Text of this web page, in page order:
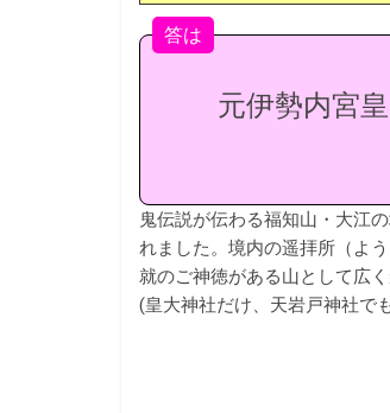
答は
元伊勢内宮
鬼伝説が伝わる福知山・大江
れました。境内の遥拝所（よ
就のご神徳がある山として広
(皇大神社だけ、天岩戸神社で